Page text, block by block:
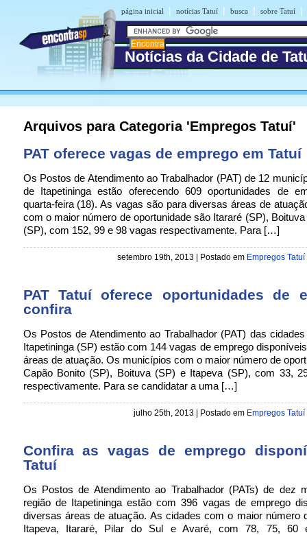
página inicial | notícias Tatuí | busca | sobre Tatuí |
Notícias da Cidade de
Arquivos para Categoria 'Empregos Tatuí'
PAT oferece vagas de emprego em Tatuí
Os Postos de Atendimento ao Trabalhador (PAT) de 12
de Itapetininga estão oferecendo 609 oportunidades de
quarta-feira (18). As vagas são para diversas áreas de
com o maior número de oportunidade são Itararé (SP),
(SP), com 152, 99 e 98 vagas respectivamente. Para […]
setembro 19th, 2013 | Postado em Empregos Tatuí
PAT Tatuí oferece oportunidades de
confira
Os Postos de Atendimento ao Trabalhador (PAT) das
Itapetininga (SP) estão com 144 vagas de emprego
áreas de atuação. Os municípios com o maior número de
Capão Bonito (SP), Boituva (SP) e Itapeva (SP), com 33,
respectivamente. Para se candidatar a uma […]
julho 25th, 2013 | Postado em Empregos Tatuí
Confira as vagas de emprego
Tatuí
Os Postos de Atendimento ao Trabalhador (PATs) de dez
região de Itapetininga estão com 396 vagas de emprego
diversas áreas de atuação. As cidades com o maior número
Itapeva, Itararé, Pilar do Sul e Avaré, com 78, 75, 60